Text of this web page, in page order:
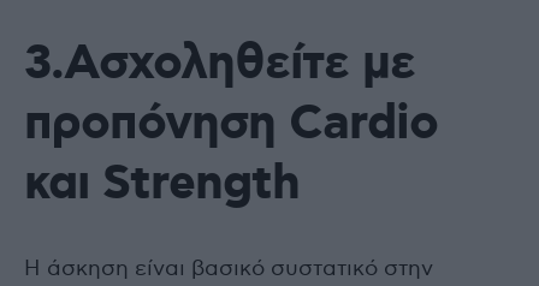
3.Ασχοληθείτε με
προπόνηση Cardio
και Strength
Η άσκηση είναι βασικό συστατικό στην